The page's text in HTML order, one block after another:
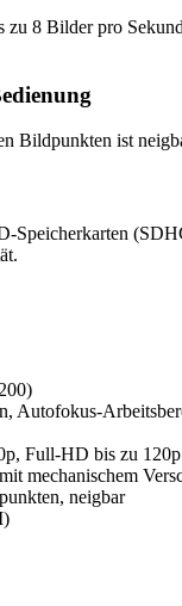
8 Bilder pro
ist
Autofokus-
Full-HD bis zu 120p
mechanischem
neigbar